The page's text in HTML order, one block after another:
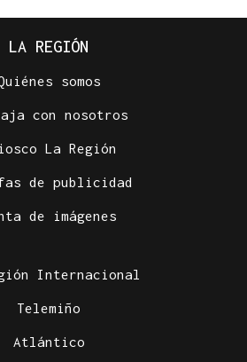
LA REGIÓN
somos
con nosotros
La Región
de publicidad
de imágenes
Internacional
Telemiño
Atlántico